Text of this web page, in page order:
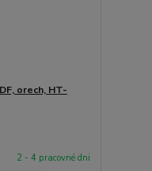
orech, HT-
2 - 4 pracovné dni